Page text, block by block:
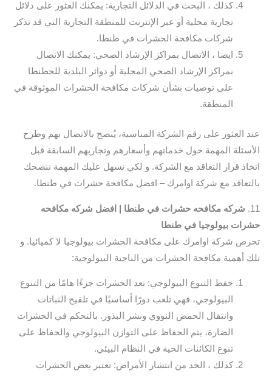
كذلك ، البحث في الدلائل التجارية: يمكنك العثور على دلائل
تجارية محلية أو عبر الإنترنت للمنطقة التجارية التي قد تذكر
شركات مكافحة الحشرات في طنطا.
ايضا ، الاتصال بمراكز الإرشاد الصحي: يمكنك الاتصال
بمراكز الإرشاد الصحي المحلية أو دوائر البلدية للحطنطا
على توصيات بشأن شركات مكافحة الحشرات الموثوقة في
المنطقة.
عند العثور على رقم الشركة المناسبة، يُنصح بالاتصال بهم وطرح
الأسئلة المهمة حول خدماتهم وأسعارهم وتجاربهم السابقة قبل
اتخاذ قرار التعاقد مع الشركة. و لكي نسهل عليك المهمة ننصحك
بالتعاقد مع شركة اوامرك – افضل مكافحة حشرات في طنطا.
11.
شركه مكافحه حشرات في طنطا | افضل شركه مكافحه
حشرات بيولوجيا في طنطا
تحرص شركة اوامرك على مكافحة الحشرات بيولوجيا لا كميائيا. و
تلك أهمية مكافحة الحشرات من الناحية البيولوجية:
حفظ التنوع البيولوجي: تعد الحشرات جزءًا هامًا من التنوع
البيولوجي، فهي تلعب دورًا أساسيًا في تلقيح النباتات
وانتقال الحمض النووي ونشر البذور. بالتحكم في الحشرات
الضارة، يتم الحفاظ على التوازن البيولوجي والحفاظ على
تنوع الكائنات الحية في النظام البيئي.
كذلك ، الحد من انتشار الأمراض: تعتبر بعض الحشرات